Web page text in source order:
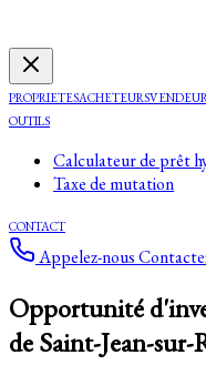
PROPRIETESACHETEURS
OUTILS
Calculateur de prêt
Taxe de mutation
CONTACT
Appelez-nous
Opportunité
de Saint-Jean-